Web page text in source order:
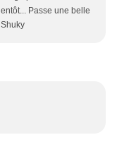
Passe une belle